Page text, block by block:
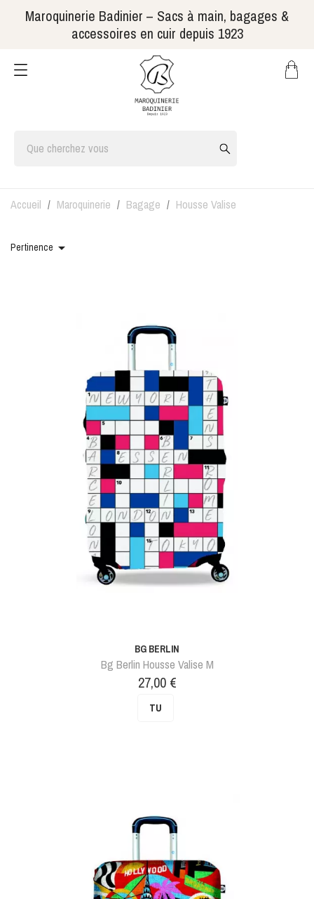
Maroquinerie Badinier – Sacs à main, bagages &
accessoires en cuir depuis 1923
Accueil Maroquinerie Bagage Housse Valise
Pertinence 
BG BERLIN
Bg Berlin Housse Valise M
Prix
27,00 €
TU